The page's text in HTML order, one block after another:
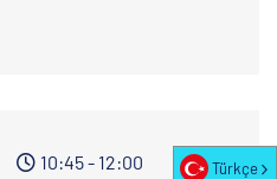
10:45 - 12:00
Türkçe